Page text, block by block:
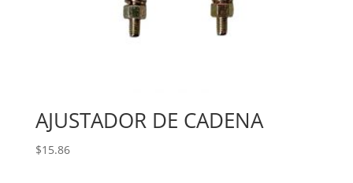
AJUSTADOR DE CADENA
$15.86